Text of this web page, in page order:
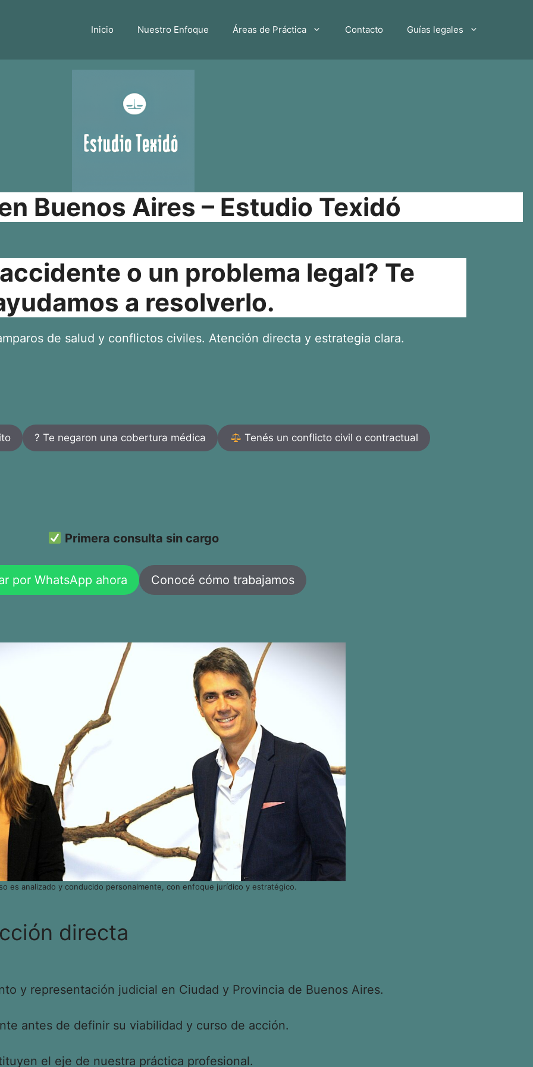
Inicio Nuestro Enfoque Áreas de Práctica Contacto Guías legales
Buenos Aires – Estudio Texidó
o un problema legal? Te
a resolverlo.
de salud y conflictos civiles. Atención directa y estrategia clara.
? Te negaron una cobertura médica Tenés un conflicto civil o contractual
Primera consulta sin cargo
por WhatsApp ahora Conocé cómo trabajamos
es analizado y conducido personalmente, con enfoque jurídico y estratégico.
directa
y representación judicial en Ciudad y Provincia de Buenos Aires.
antes de definir su viabilidad y curso de acción.
el eje de nuestra práctica profesional.